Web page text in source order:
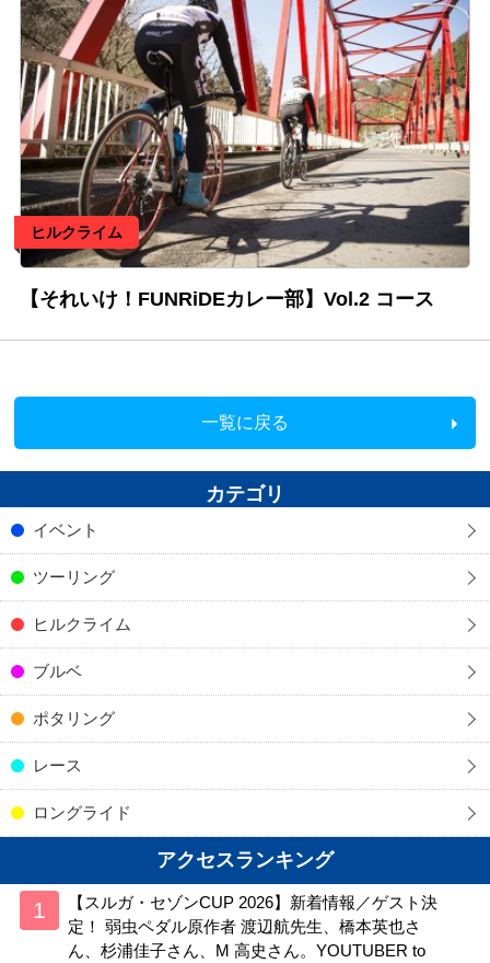
ヒルクライム
【それいけ！FUNRiDEカレー部】Vol.2 コース
一覧に戻る
カテゴリ
イベント
ツーリング
ヒルクライム
ブルベ
ポタリング
レース
ロングライド
アクセスランキング
【スルガ・セゾンCUP 2026】新着情報／ゲスト決
定！ 弱虫ペダル原作者 渡辺航先生、橋本英也さ
ん、杉浦佳子さん、M 高史さん。YOUTUBER to